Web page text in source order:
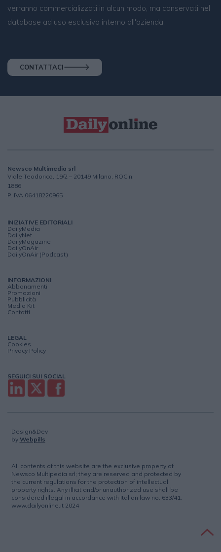
verranno commercializzati in alcun modo, ma conservati nel
database ad uso esclusivo interno all'azienda.
CONTATTACI
Newsco Multimedia srl
Viale Teodorico, 19/2 – 20149 Milano, ROC n.
1886
P. IVA 06418220965
INIZIATIVE EDITORIALI
DailyMedia
DailyNet
DailyMagazine
DailyOnAir
DailyOnAir (Podcast)
INFORMAZIONI
Abbonamenti
Promozioni
Pubblicità
Media Kit
Contatti
LEGAL
Cookies
Privacy Policy
SEGUICI SUI SOCIAL
Design&Dev
by Webpills
All contents of this website are the exclusive property of
Newsco Multipedia srl; they are reserved and protected by
the current regulations for the protection of intellectual
property rights. Any illicit and/or unauthorized use shall be
considered illegal in accordance with Italian law no. 633/41.
www.dailyonline.it 2024